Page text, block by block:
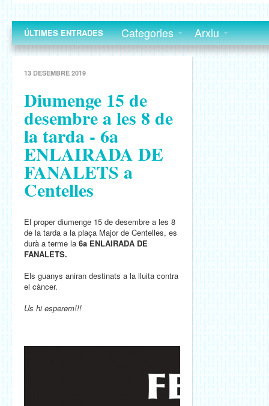
ÚLTIMES ENTRADES Categories Arxiu
13 DESEMBRE 2019
Diumenge 15 de
desembre a les 8 de
la tarda - 6a
ENLAIRADA DE
FANALETS a
Centelles
El proper diumenge 15 de desembre a les 8
de la tarda a la plaça Major de Centelles, es
durà a terme la 6a ENLAIRADA DE
FANALETS.
Els guanys aniran destinats a la lluita contra
el càncer.
Us hi esperem!!!